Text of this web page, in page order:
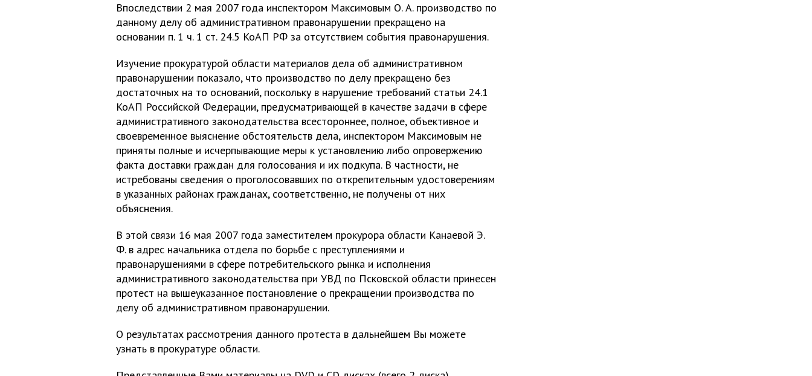
Впоследствии 2 мая 2007 года инспектором Максимовым О. А. производство по
данному делу об административном правонарушении прекращено на
основании п. 1 ч. 1 ст. 24.5 КоАП РФ за отсутствием события правонарушения.
Изучение прокуратурой области материалов дела об административном
правонарушении показало, что производство по делу прекращено без
достаточных на то оснований, поскольку в нарушение требований статьи 24.1
КоАП Российской Федерации, предусматривающей в качестве задачи в сфере
административного законодательства всестороннее, полное, объективное и
своевременное выяснение обстоятельств дела, инспектором Максимовым не
приняты полные и исчерпывающие меры к установлению либо опровержению
факта доставки граждан для голосования и их подкупа. В частности, не
истребованы сведения о проголосовавших по открепительным удостоверениям
в указанных районах гражданах, соответственно, не получены от них
объяснения.
В этой связи 16 мая 2007 года заместителем прокурора области Канаевой Э.
Ф. в адрес начальника отдела по борьбе с преступлениями и
правонарушениями в сфере потребительского рынка и исполнения
административного законодательства при УВД по Псковской области принесен
протест на вышеуказанное постановление о прекращении производства по
делу об административном правонарушении.
О результатах рассмотрения данного протеста в дальнейшем Вы можете
узнать в прокуратуре области.